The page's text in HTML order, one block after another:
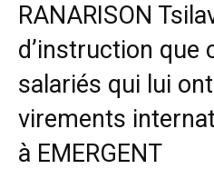
RANARISON
d’instruction que
salariés qui lui
virements
à EMERGENT